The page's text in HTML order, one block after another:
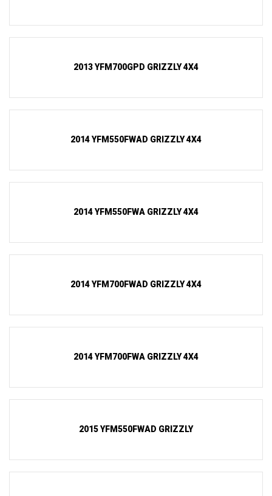
2013 YFM700GPD GRIZZLY 4X4
2014 YFM550FWAD GRIZZLY 4X4
2014 YFM550FWA GRIZZLY 4X4
2014 YFM700FWAD GRIZZLY 4X4
2014 YFM700FWA GRIZZLY 4X4
2015 YFM550FWAD GRIZZLY